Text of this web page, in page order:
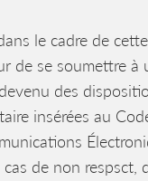
le cadre de
de se soumettre à
des
insérées au
cas de non respsct,